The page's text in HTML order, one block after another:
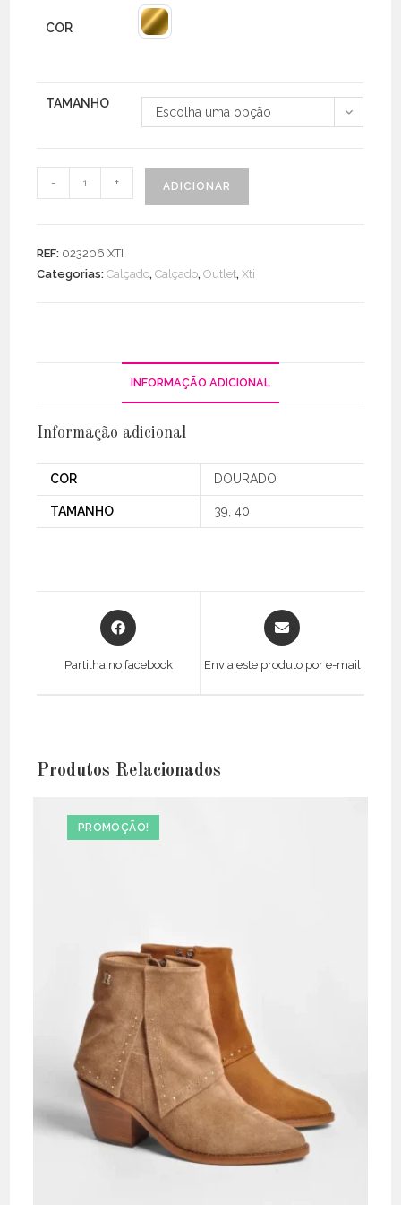
COR
TAMANHO
Escolha uma opção
de
- + ADICIONAR
REF: 023206 XTI
Categorias:Calçado,Calçado,Outlet,Xti
INFORMAÇÃO ADICIONAL
Informação adicional
COR DOURADO
TAMANHO 39, 40
Opens
in
Partilha no facebook
Opens
in
Envia este produto por e-mail
Produtos Relacionados
PROMOÇÃO!